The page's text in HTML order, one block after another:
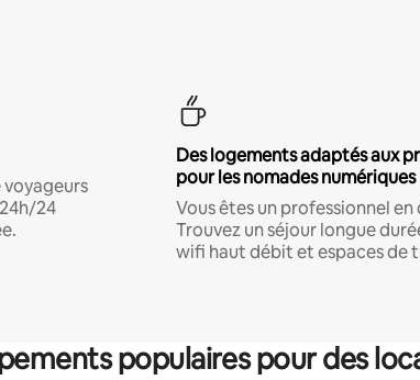
24
Des logements adaptés aux
pour les nomades numériques
Vous êtes un professionnel
Trouvez un séjour longue
wifi haut débit et espaces de
populaires pour des